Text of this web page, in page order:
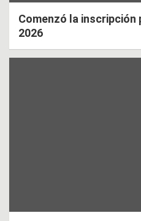
Comenzó la inscripción
2026